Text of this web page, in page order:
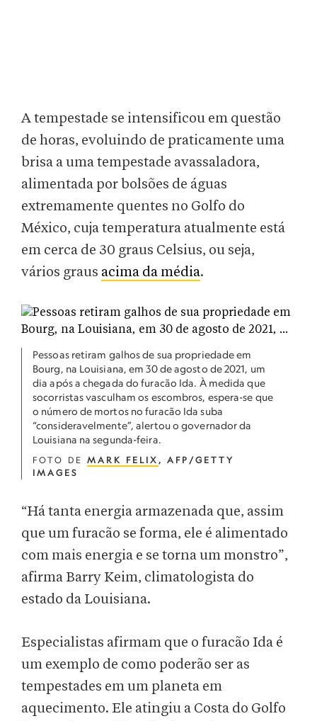
A tempestade se intensificou em questão
de horas, evoluindo de praticamente uma
brisa a uma tempestade avassaladora,
alimentada por bolsões de águas
extremamente quentes no Golfo do
México, cuja temperatura atualmente está
em cerca de 30 graus Celsius, ou seja,
vários graus acima da média.
Pessoas retiram galhos de sua propriedade em
Bourg, na Louisiana, em 30 de agosto de 2021, um
dia após a chegada do furacão Ida. À medida que
socorristas vasculham os escombros, espera-se que
o número de mortos no furacão Ida suba
“consideravelmente”, alertou o governador da
Louisiana na segunda-feira.
FOTO DE MARK FELIX , AFP/GETTY
IMAGES
“Há tanta energia armazenada que, assim
que um furacão se forma, ele é alimentado
com mais energia e se torna um monstro”,
afirma Barry Keim, climatologista do
estado da Louisiana.
Especialistas afirmam que o furacão Ida é
um exemplo de como poderão ser as
tempestades em um planeta em
aquecimento. Ele atingiu a Costa do Golfo